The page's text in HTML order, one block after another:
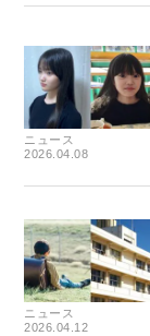
ニュース
2026.04.08
ニュース
2026.04.12